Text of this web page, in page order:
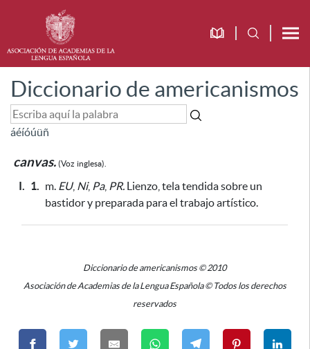
Diccionario de americanismos
áéíóúüñ
canvas. (Voz inglesa).
I. 1. m. EU, Ni, Pa, PR. Lienzo, tela tendida sobre un
bastidory preparada para el trabajo artístico.
Diccionario de americanismos © 2010
Asociación de Academias de la Lengua Española © Todos los derechos
reservados